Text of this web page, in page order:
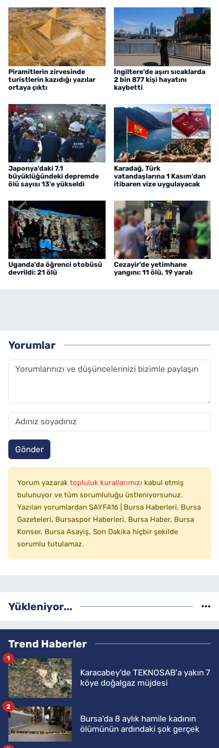
Piramitlerin zirvesinde
turistlerin kazıdığı yazılar
ortaya çıktı
İngiltere'de aşırı sıcaklarda
2 bin 877 kişi hayatını
kaybetti
Japonya'daki 7.1
büyüklüğündeki depremde
ölü sayısı 13'e yükseldi
Karadağ, Türk
vatandaşlarına 1 Kasım'dan
itibaren vize uygulayacak
Uganda'da öğrenci otobüsü
devrildi: 21 ölü
Cezayir'de yetimhane
yangını: 11 ölü, 19 yaralı
Yorumlar
Gönder
Yorum yazarak topluluk kurallarımızı kabul etmiş
bulunuyor ve tüm sorumluluğu üstleniyorsunuz.
Yazılan yorumlardan SAYFA16 | Bursa Haberleri, Bursa
Gazeteleri, Bursaspor Haberleri, Bursa Haber, Bursa
Konser, Bursa Asayiş, Son Dakika hiçbir şekilde
sorumlu tutulamaz.
Yükleniyor...
Trend Haberler
Karacabey'de TEKNOSAB'a yakın 7
köye doğalgaz müjdesi
1
Bursa'da 8 aylık hamile kadının
ölümünün ardındaki şok gerçek
2